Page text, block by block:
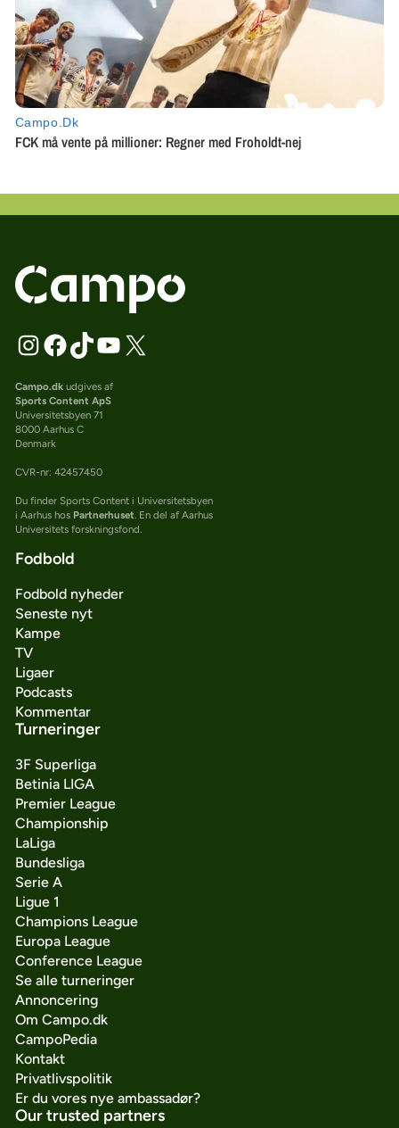
Campo.dkudgives af
Sports Content ApS
Universitetsbyen 71
8000 Aarhus C
Denmark
CVR-nr: 42457450
Du finder Sports Content i Universitetsbyen
i Aarhus hos Partnerhuset. En del af Aarhus
Universitets forskningsfond.
Fodbold
Fodbold nyheder
Seneste nyt
Kampe
TV
Ligaer
Podcasts
Kommentar
Turneringer
3F Superliga
Betinia LIGA
Premier League
Championship
LaLiga
Bundesliga
Serie A
Ligue 1
Champions League
Europa League
Conference League
Se alle turneringer
Annoncering
Om Campo.dk
CampoPedia
Kontakt
Privatlivspolitik
Er du vores nye ambassadør?
Our trusted partners